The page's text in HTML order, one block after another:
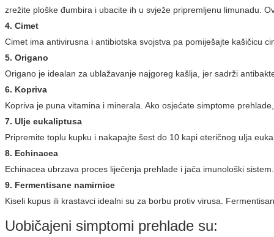
zrežite ploške đumbira i ubacite ih u svježe pripremljenu limunadu.
4. Cimet
Cimet ima antivirusna i antibiotska svojstva pa pomiješajte kašičicu
5. Origano
Origano je idealan za ublažavanje najgoreg kašlja, jer sadrži
6. Kopriva
Kopriva je puna vitamina i minerala. Ako osjećate simptome
7. Ulje eukaliptusa
Pripremite toplu kupku i nakapajte šest do 10 kapi eteričnog ulja
8. Echinacea
Echinacea ubrzava proces liječenja prehlade i jača imunološki
9. Fermentisane namirnice
Kiseli kupus ili krastavci idealni su za borbu protiv virusa.
Uobičajeni simptomi prehlade su: